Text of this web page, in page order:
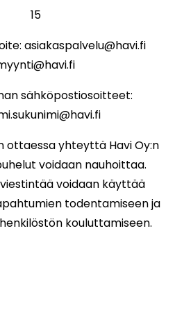
15
asiakaspalvelu@havi.fi
sähköpostiosoitteet:
ottaessa yhteyttä Havi Oy:n
voidaan nauhoittaa.
voidaan käyttää
todentamiseen ja
kouluttamiseen.